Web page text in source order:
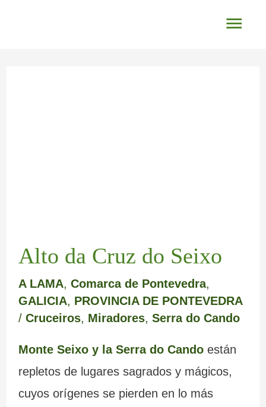
Alto da Cruz do Seixo
A LAMA, Comarca de Pontevedra,
GALICIA, PROVINCIA DE PONTEVEDRA
/ Cruceiros, Miradores, Serra do Cando
Monte Seixo y la Serra do Candoestán
repletos de lugares sagrados y mágicos,
cuyos orígenes se pierden en lo más